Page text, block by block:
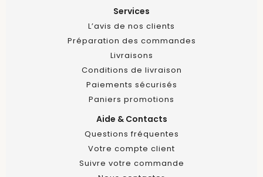
Services
L’avis de nos clients
Préparation des commandes
Livraisons
Conditions de livraison
Paiements sécurisés
Paniers promotions
Aide & Contacts
Questions fréquentes
Votre compte client
Suivre votre commande